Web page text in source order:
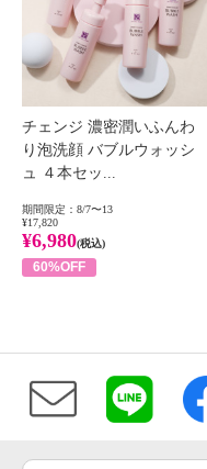
チェンジ 濃密潤いふんわ
り泡洗顔 バブルウォッシ
ュ ４本セッ...
期間限定：8/7〜13
¥17,820
¥6,980(税込)
60%OFF